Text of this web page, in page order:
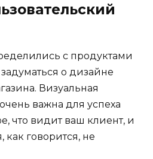
с продуктами
о дизайне
Визуальная
важна для успеха
что видит ваш клиент, и
как говорится, не